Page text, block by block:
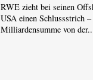
RWE zieht bei seinen
USA einen Schlussstrich
Milliardensumme von